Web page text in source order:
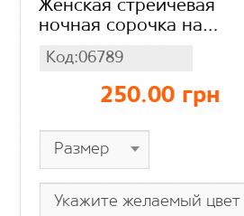
Женская стрейчевая
ночная сорочка на
ночнушка бамбук
Код:06789
250.00 грн